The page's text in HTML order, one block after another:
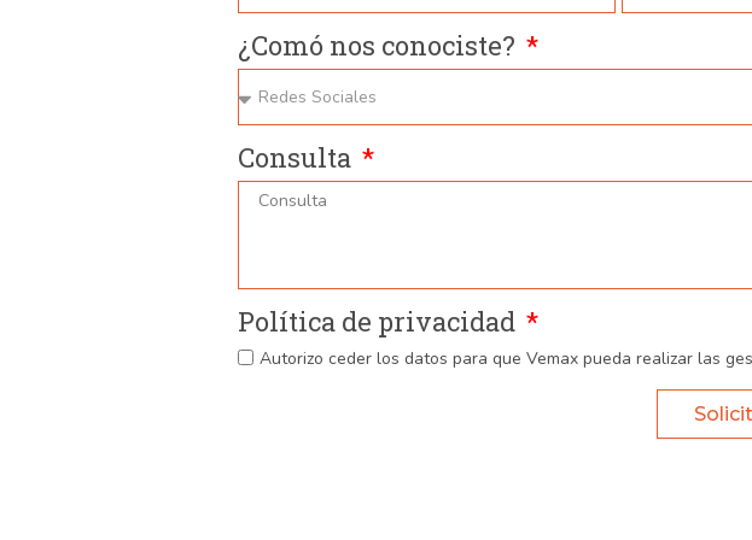
¿Comó nos conociste?
Consulta
Política de privacidad
Autorizo ceder los datos para que Vemax pueda realizar las